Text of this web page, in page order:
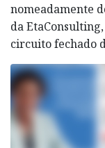
nomeadamente
da
circuito fechado